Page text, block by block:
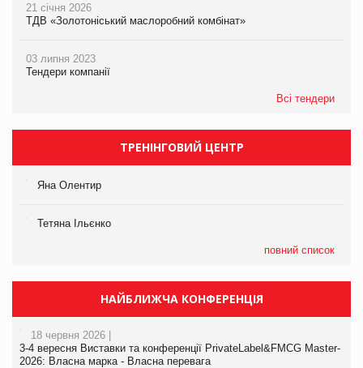
21 січня 2026
ТДВ «Золотоніський маслоробний комбінат»
03 липня 2023
Тендери компанії
Всі тендери
ТРЕНІНГОВИЙ ЦЕНТР
Яна Олентир
Тетяна Ільєнко
повний список
НАЙБЛИЖЧА КОНФЕРЕНЦІЯ
18 червня 2026 |
3-4 вересня Виставки та конференції PrivateLabel&FMCG Master-
2026: Власна марка - Власна перевага